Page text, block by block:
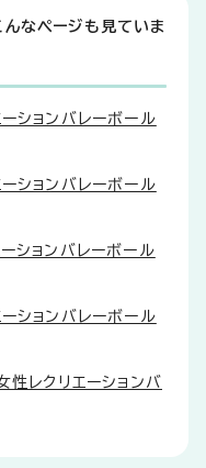
なページも見ていま
ションバレーボール
ションバレーボール
ションバレーボール
ションバレーボール
レクリエーションバ